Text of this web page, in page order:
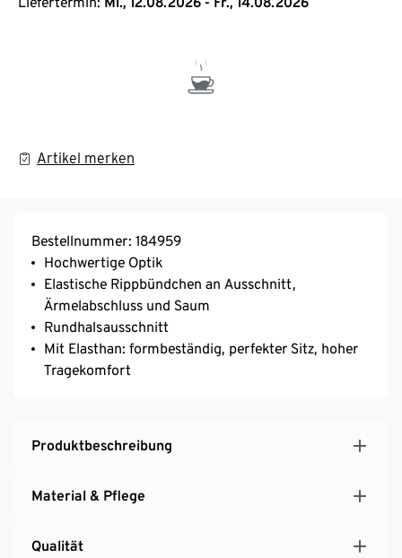
Artikel merken
Bestellnummer: 184959
Hochwertige Optik
Elastische Rippbündchen an Ausschnitt,
Ärmelabschluss und Saum
Rundhalsausschnitt
Mit Elasthan: formbeständig, perfekter Sitz, hoher
Tragekomfort
Produktbeschreibung
Material & Pflege
Qualität